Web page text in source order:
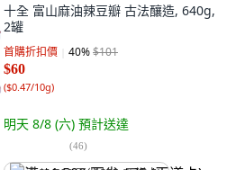
十全 富山麻油辣豆瓣 古法釀造, 640g,
2罐
首購折扣價 40%$101
$60
($0.47/10g)
明天 8/8 (六) 預計送達
(46)